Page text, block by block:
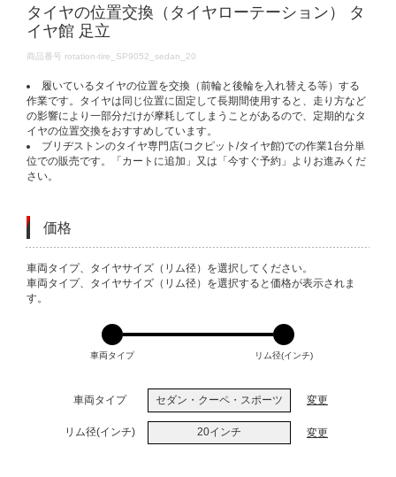
タイヤの位置交換（タイヤローテーション） タ
イヤ館 足立
DETAILS
商品番号 rotation-tire_SP9052_sedan_20
履いているタイヤの位置を交換（前輪と後輪を入れ替える等）する
作業です。タイヤは同じ位置に固定して長期間使用すると、走り方など
の影響により一部分だけが摩耗してしまうことがあるので、定期的なタ
イヤの位置交換をおすすめしています。
ブリヂストンのタイヤ専門店(コクピット/タイヤ館)での作業1台分単
位での販売です。「カートに追加」又は「今すぐ予約」よりお進みくだ
さい。
価格
VARIATIONS
車両タイプ、タイヤサイズ（リム径）を選択してください。
車両タイプ、タイヤサイズ（リム径）を選択すると価格が表示されま
す。
車両タイプ リム径(インチ)
車両タイプ セダン・クーペ・スポーツ 変更
リム径(インチ) 20インチ 変更